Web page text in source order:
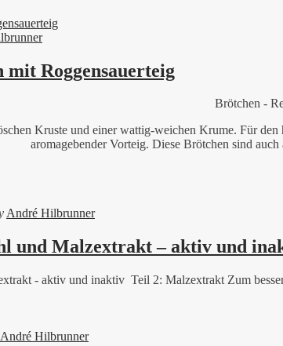
Roggensauerteig
Brötchen -
Kruste und einer wattig-weichen Krume. Für
aromagebender Vorteig. Diese Brötchen sind
André Hilbrunner
und Malzextrakt – aktiv und
- aktiv und inaktiv Teil 2: Malzextrakt Zum
André Hilbrunner